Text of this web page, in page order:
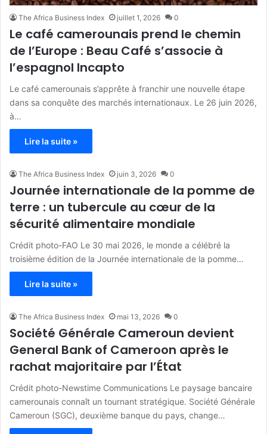
The Africa Business Index juillet 1, 2026 0
Le café camerounais prend le chemin
de l’Europe : Beau Café s’associe à
l’espagnol Incapto
Le café camerounais s’apprête à franchir une nouvelle étape
dans sa conquête des marchés internationaux. Le 26 juin 2026,
à…
Lire la suite »
The Africa Business Index juin 3, 2026 0
Journée internationale de la pomme de
terre : un tubercule au cœur de la
sécurité alimentaire mondiale
Crédit photo-FAO Le 30 mai 2026, le monde a célébré la
troisième édition de la Journée internationale de la pomme…
Lire la suite »
The Africa Business Index mai 13, 2026 0
Société Générale Cameroun devient
General Bank of Cameroon après le
rachat majoritaire par l’État
Crédit photo-Newstime Communications Le paysage bancaire
camerounais connaît un tournant stratégique. Société Générale
Cameroun (SGC), deuxième banque du pays, change…